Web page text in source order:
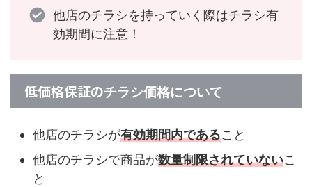
他店のチラシを持っていく際はチラシ有
効期間に注意！
低価格保証のチラシ価格について
他店のチラシが有効期間内であること
他店のチラシで商品が数量制限されていないこ
と